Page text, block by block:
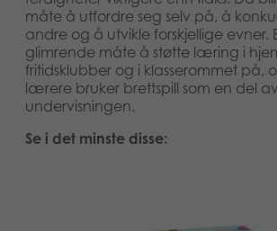
måte å utfordre seg selv på, å
andre og å utvikle forskjellige evner.
glimrende måte å støtte læring i
fritidsklubber og i klasserommet på,
lærere bruker brettspill som en del av
undervisningen.
Se i det minste disse: